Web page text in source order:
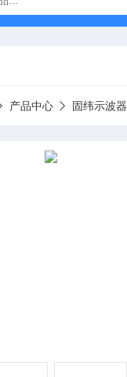
产品中心 固纬示波器